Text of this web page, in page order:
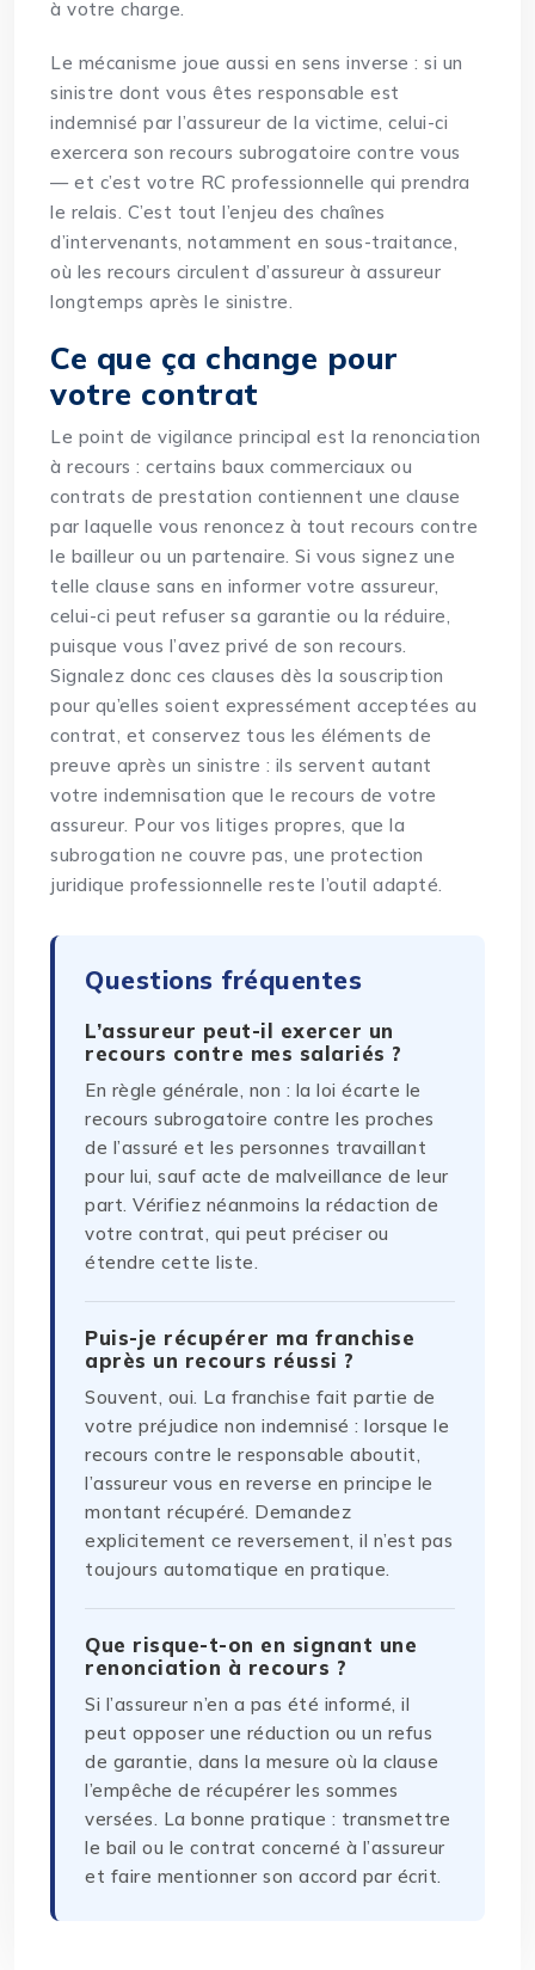
à votre charge.
Le mécanisme joue aussi en sens inverse : si un
sinistre dont vous êtes responsable est
indemnisé par l’assureur de la victime, celui-ci
exercera son recours subrogatoire contre vous
— et c’est votre RC professionnelle qui prendra
le relais. C’est tout l’enjeu des chaînes
d’intervenants, notamment en sous-traitance,
où les recours circulent d’assureur à assureur
longtemps après le sinistre.
Ce que ça change pour
votre contrat
Le point de vigilance principal est la renonciation
à recours : certains baux commerciaux ou
contrats de prestation contiennent une clause
par laquelle vous renoncez à tout recours contre
le bailleur ou un partenaire. Si vous signez une
telle clause sans en informer votre assureur,
celui-ci peut refuser sa garantie ou la réduire,
puisque vous l’avez privé de son recours.
Signalez donc ces clauses dès la souscription
pour qu’elles soient expressément acceptées au
contrat, et conservez tous les éléments de
preuve après un sinistre : ils servent autant
votre indemnisation que le recours de votre
assureur. Pour vos litiges propres, que la
subrogation ne couvre pas, une protection
juridique professionnelle reste l’outil adapté.
Questions fréquentes
L’assureur peut-il exercer un
recours contre mes salariés ?
En règle générale, non : la loi écarte le
recours subrogatoire contre les proches
de l’assuré et les personnes travaillant
pour lui, sauf acte de malveillance de leur
part. Vérifiez néanmoins la rédaction de
votre contrat, qui peut préciser ou
étendre cette liste.
Puis-je récupérer ma franchise
après un recours réussi ?
Souvent, oui. La franchise fait partie de
votre préjudice non indemnisé : lorsque le
recours contre le responsable aboutit,
l’assureur vous en reverse en principe le
montant récupéré. Demandez
explicitement ce reversement, il n’est pas
toujours automatique en pratique.
Que risque-t-on en signant une
renonciation à recours ?
Si l’assureur n’en a pas été informé, il
peut opposer une réduction ou un refus
de garantie, dans la mesure où la clause
l’empêche de récupérer les sommes
versées. La bonne pratique : transmettre
le bail ou le contrat concerné à l’assureur
et faire mentionner son accord par écrit.